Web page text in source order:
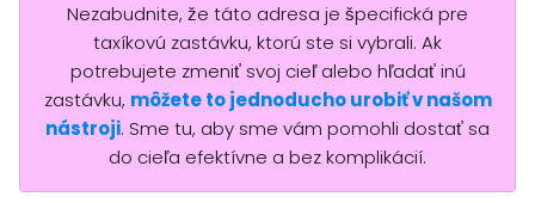
Nezabudnite, že táto adresa je špecifická pre
taxíkovú zastávku, ktorú ste si vybrali. Ak
potrebujete zmeniť svoj cieľ alebo hľadať inú
zastávku, môžete to jednoducho urobiť v našom
nástroji. Sme tu, aby sme vám pomohli dostať sa
do cieľa efektívne a bez komplikácií.